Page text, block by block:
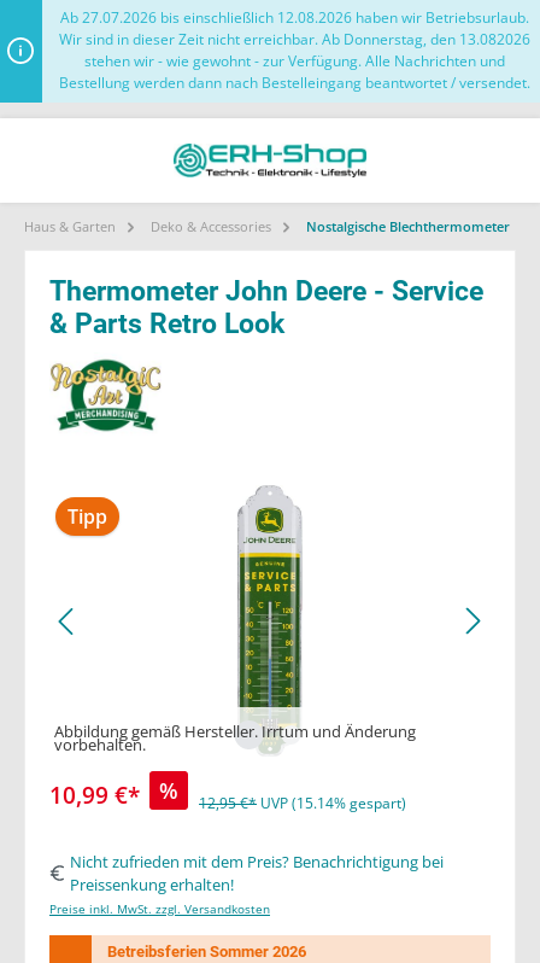
Ab 27.07.2026 bis einschließlich 12.08.2026 haben wir Betriebsurlaub.
Wir sind in dieser Zeit nicht erreichbar. Ab Donnerstag, den 13.082026
stehen wir - wie gewohnt - zur Verfügung. Alle Nachrichten und
Bestellung werden dann nach Bestelleingang beantwortet / versendet.
Haus & Garten Deko & Accessories Nostalgische Blechthermometer
Thermometer John Deere - Service
& Parts Retro Look
Tipp
Abbildung gemäß Hersteller. Irrtum und Änderung
vorbehalten.
10,99 €* % 12,95 €* UVP (15.14% gespart)
Nicht zufrieden mit dem Preis? Benachrichtigung bei
Preissenkung erhalten!
Preise inkl. MwSt. zzgl. Versandkosten
Betreibsferien Sommer 2026